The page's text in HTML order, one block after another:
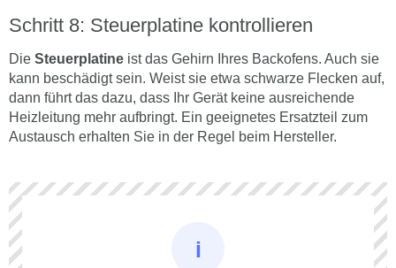
Schritt 8: Steuerplatine kontrollieren
Die Steuerplatine ist das Gehirn Ihres Backofens. Auch sie
kann beschädigt sein. Weist sie etwa schwarze Flecken auf,
dann führt das dazu, dass Ihr Gerät keine ausreichende
Heizleitung mehr aufbringt. Ein geeignetes Ersatzteil zum
Austausch erhalten Sie in der Regel beim Hersteller.